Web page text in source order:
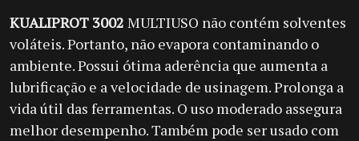
KUALIPROT 3002 MULTIUSO não contém solventes
voláteis. Portanto, não evapora contaminando o
ambiente. Possui ótima aderência que aumenta a
lubrificação e a velocidade de usinagem. Prolonga a
vida útil das ferramentas. O uso moderado assegura
melhor desempenho. Também pode ser usado com